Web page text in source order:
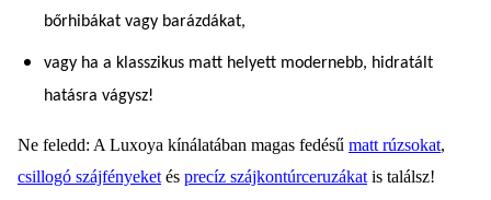
bőrhibákat vagy barázdákat,
vagy ha a klasszikus matt helyett modernebb, hidratált
hatásra vágysz!
Ne feledd: A Luxoya kínálatában magas fedésű matt rúzsokat,
csillogó szájfényeket és precíz szájkontúrceruzákat is találsz!